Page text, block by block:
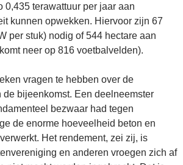
0,435 terawattuur per jaar aan
kunnen opwekken. Hiervoor zijn 67
per stuk) nodig of 544 hectare aan
neer op 816 voetbalvelden).
vragen te hebben over de
de bijeenkomst. Een deelneemster
bezwaar had tegen
de enorme hoeveelheid beton en
Het rendement, zei zij, is
en anderen vroegen zich af